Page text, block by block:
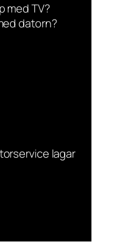
med TV?
datorn?
lagar